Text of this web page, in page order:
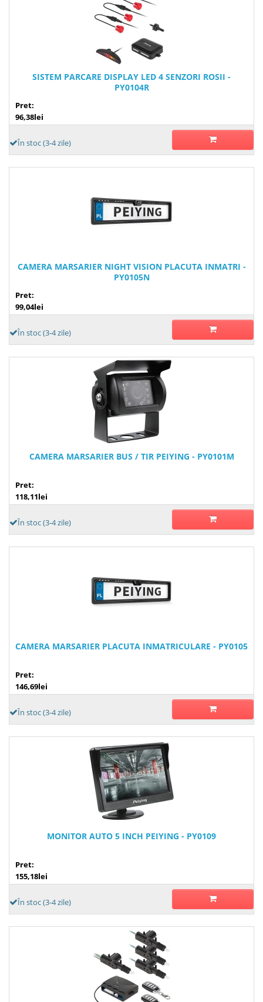
SISTEM PARCARE DISPLAY LED 4 SENZORI ROSII -
PY0104R
Pret:
96,38lei
În stoc (3-4 zile)
CAMERA MARSARIER NIGHT VISION PLACUTA INMATRI -
PY0105N
Pret:
99,04lei
În stoc (3-4 zile)
CAMERA MARSARIER BUS / TIR PEIYING - PY0101M
Pret:
118,11lei
În stoc (3-4 zile)
CAMERA MARSARIER PLACUTA INMATRICULARE - PY0105
Pret:
146,69lei
În stoc (3-4 zile)
MONITOR AUTO 5 INCH PEIYING - PY0109
Pret:
155,18lei
În stoc (3-4 zile)